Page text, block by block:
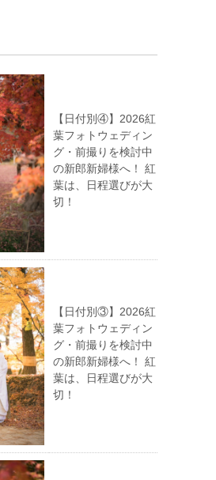
【日付別④】2026紅
葉フォトウェディン
グ・前撮りを検討中
の新郎新婦様へ！ 紅
葉は、日程選びが大
切！
【日付別③】2026紅
葉フォトウェディン
グ・前撮りを検討中
の新郎新婦様へ！ 紅
葉は、日程選びが大
切！